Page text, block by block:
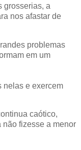
grosserias, a
nos afastar de
problemas
em um
nelas e exercem
caótico,
fizesse a menor